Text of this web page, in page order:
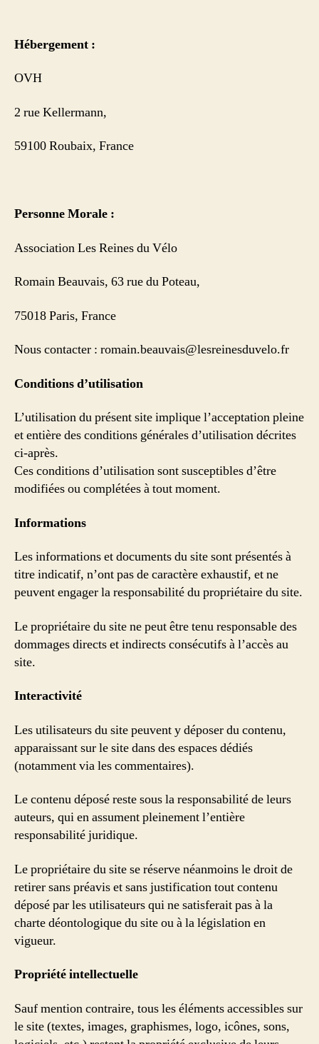
Hébergement :
OVH
2 rue Kellermann,
59100 Roubaix, France
Personne Morale :
Association Les Reines du Vélo
Romain Beauvais, 63 rue du Poteau,
75018 Paris, France
Nous contacter : romain.beauvais@lesreinesduvelo.fr
Conditions d’utilisation
L’utilisation du présent site implique l’acceptation pleine
et entière des conditions générales d’utilisation décrites
ci-après.
Ces conditions d’utilisation sont susceptibles d’être
modifiées ou complétées à tout moment.
Informations
Les informations et documents du site sont présentés à
titre indicatif, n’ont pas de caractère exhaustif, et ne
peuvent engager la responsabilité du propriétaire du site.
Le propriétaire du site ne peut être tenu responsable des
dommages directs et indirects consécutifs à l’accès au
site.
Interactivité
Les utilisateurs du site peuvent y déposer du contenu,
apparaissant sur le site dans des espaces dédiés
(notamment via les commentaires).
Le contenu déposé reste sous la responsabilité de leurs
auteurs, qui en assument pleinement l’entière
responsabilité juridique.
Le propriétaire du site se réserve néanmoins le droit de
retirer sans préavis et sans justification tout contenu
déposé par les utilisateurs qui ne satisferait pas à la
charte déontologique du site ou à la législation en
vigueur.
Propriété intellectuelle
Sauf mention contraire, tous les éléments accessibles sur
le site (textes, images, graphismes, logo, icônes, sons,